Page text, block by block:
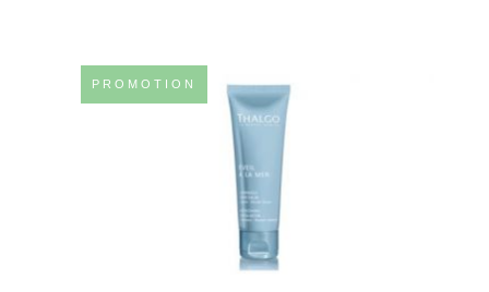
PROMOTION